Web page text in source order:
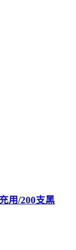
用/200支黑